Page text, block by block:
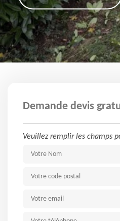
Demande devis
Veuillez remplir les champs